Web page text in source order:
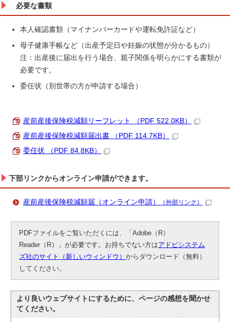
必要な書類
本人確認書類（マイナンバーカードや運転免許証など）
母子健康手帳など（出産予定日や妊娠の状態が分かるもの）
注：出産後に届出を行う場合、親子関係を明らかにする書類が
必要です。
委任状（別世帯の方が申請する場合）
産前産後保険税減額リーフレット （PDF 522.0KB）
産前産後保険税減額届出書 （PDF 114.7KB）
委任状 （PDF 84.8KB）
下部リンクからオンライン申請ができます。
産前産後保険税減額届（オンライン申請） （外部リンク）
PDFファイルをご覧いただくには、「Adobe（R）
Reader（R）」が必要です。お持ちでない方はアドビシステム
ズ社のサイト（新しいウィンドウ）からダウンロード（無料）
してください。
より良いウェブサイトにするために、ページの感想を聞かせ
てください。